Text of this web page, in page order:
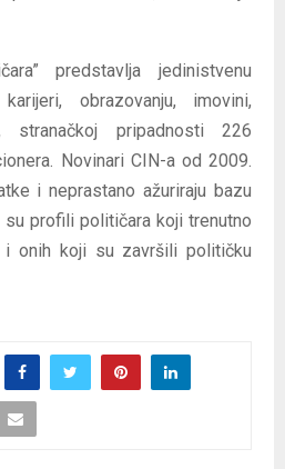
predstavlja jedinistvenu
obrazovanju, imovini,
stranačkoj pripadnosti 226
Novinari CIN-a od 2009.
i neprastano ažuriraju bazu
profili političara koji trenutno
i onih koji su završili političku